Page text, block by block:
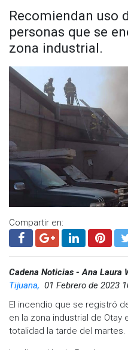
Recomiendan uso
personas que se
zona industrial.
Compartir en:
Cadena Noticias - Ana Laura
Tijuana, 01 Febrero de 2023
El incendio que se registró
en la zona industrial de Otay
totalidad la tarde del martes.